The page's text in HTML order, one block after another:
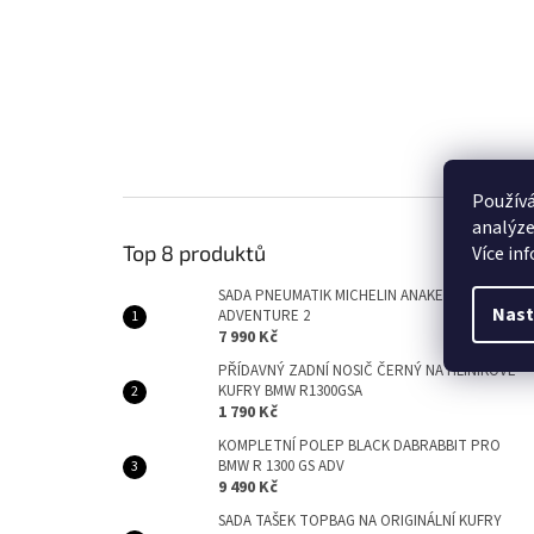
Více
Top 8 produktů
SADA PNEUMATIK MICHELIN ANAKEE
ADVENTURE 2
7 990 Kč
PŘÍDAVNÝ ZADNÍ NOSIČ ČERNÝ NA HLINÍKOVÉ
KUFRY BMW R1300GSA
1 790 Kč
KOMPLETNÍ POLEP BLACK DABRABBIT PRO
BMW R 1300 GS ADV
9 490 Kč
SADA TAŠEK TOPBAG NA ORIGINÁLNÍ KUFRY